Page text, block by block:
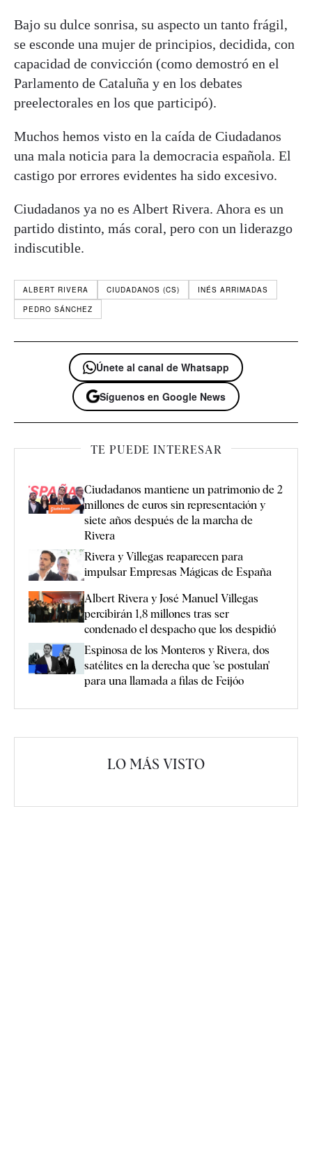
Bajo su dulce sonrisa, su aspecto un tanto frágil,
se esconde una mujer de principios, decidida, con
capacidad de convicción (como demostró en el
Parlamento de Cataluña y en los debates
preelectorales en los que participó).
Muchos hemos visto en la caída de Ciudadanos
una mala noticia para la democracia española. El
castigo por errores evidentes ha sido excesivo.
Ciudadanos ya no es Albert Rivera. Ahora es un
partido distinto, más coral, pero con un liderazgo
indiscutible.
ALBERT RIVERA CIUDADANOS (CS)
INÉS ARRIMADAS
PEDRO SÁNCHEZ
Únete al canal de Whatsapp
Síguenos en Google News
TE PUEDE INTERESAR
Ciudadanos mantiene un patrimonio de 2
millones de euros sin representación y
siete años después de la marcha de
Rivera
Rivera y Villegas reaparecen para
impulsar Empresas Mágicas de España
Albert Rivera y José Manuel Villegas
percibirán 1,8 millones tras ser
condenado el despacho que los despidió
Espinosa de los Monteros y Rivera, dos
satélites en la derecha que 'se postulan'
para una llamada a filas de Feijóo
LO MÁS VISTO